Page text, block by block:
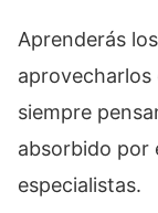
Aprenderás
aprovecharlos
siempre
absorbido por
especialistas.